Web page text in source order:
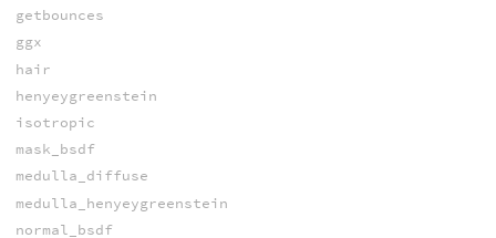
getbounces
ggx
hair
henyeygreenstein
isotropic
mask_bsdf
medulla_diffuse
medulla_henyeygreenstein
normal_bsdf